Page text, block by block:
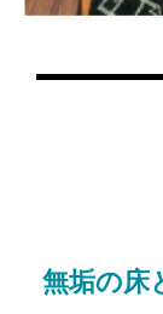
無垢の床